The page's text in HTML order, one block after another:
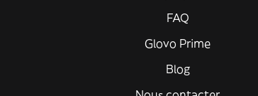
FAQ
Glovo Prime
Blog